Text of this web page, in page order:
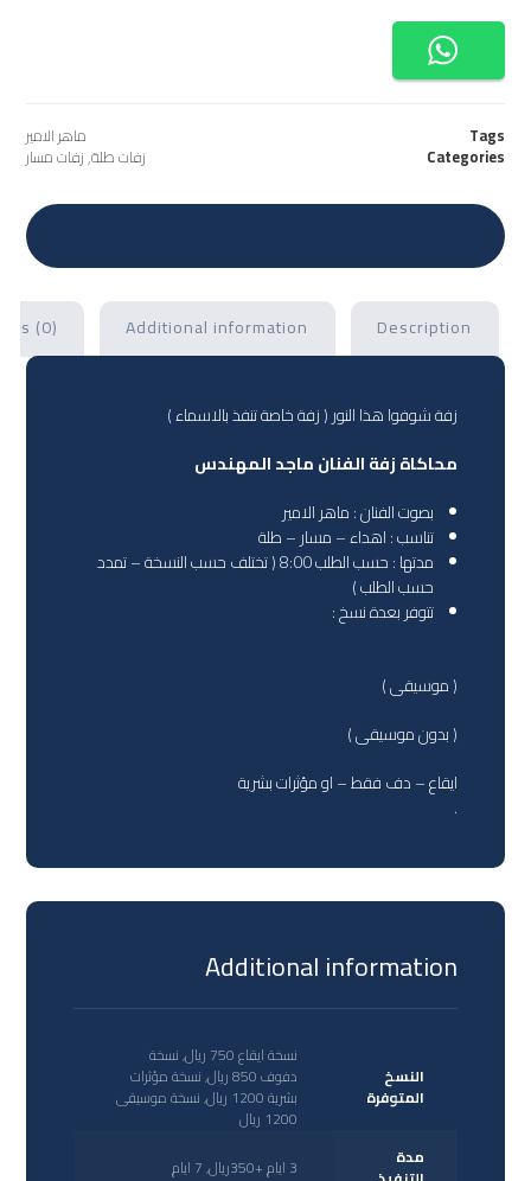
Tags ماهر الامير
Categories زفات طلة,زفات مسار
Description
Additional information
(0)
زفة شوفوا هذا النور ( زفة خاصة تنفذ بالاسماء )
محاكاة زفة الفنان ماجد المهندس
بصوت الفنان : ماهر الامير
تناسب : اهداء – مسار – طلة
مدتها : حسب الطلب 8:00 ( تختلف حسب النسخة – تمدد
حسب الطلب )
تتوفر بعدة نسخ :
( موسيقى )
( بدون موسيقى )
ايقاع – دف فقط – او مؤثرات بشرية
.
Additional information
النسخ
المتوفرة
نسخة ايقاع 750 ريال, نسخة
دفوف 850 ريال, نسخة مؤثرات
بشرية 1200 ريال, نسخة موسيقى
1200 ريال
مدة
3 ايام +350ريال, 7 ايام